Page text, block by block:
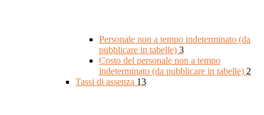
Personale non a tempo indeterminato (da
pubblicare in tabelle) 3
Costo del personale non a tempo
indeterminato (da pubblicare in tabelle) 2
Tassi di assenza 13